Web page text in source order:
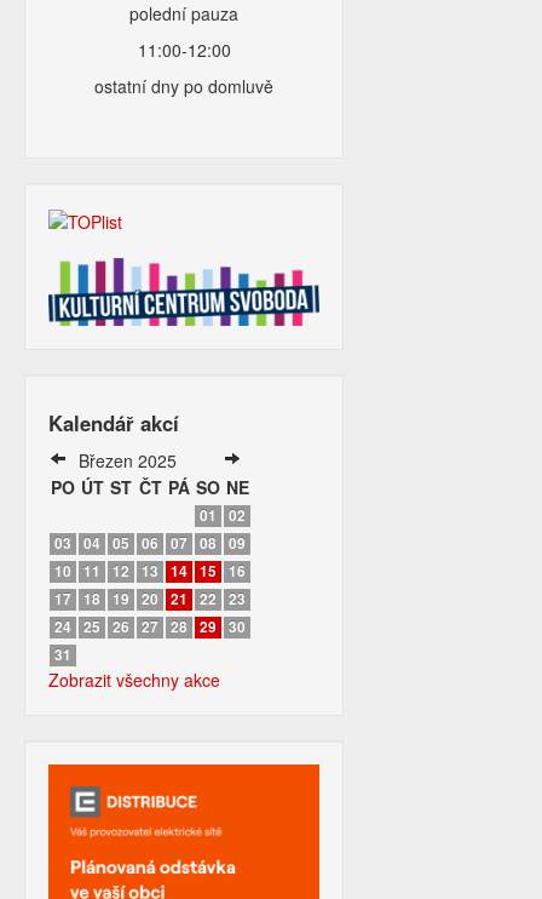
polední pauza
11:00-12:00
ostatní dny po domluvě
Kalendář akcí
Březen 2025
PO ÚT ST ČT PÁ SO NE
01
02
03
04 05 06 07 08
09
10
11 12 13 14 15
16
17 18 19 20 21 22
23
24
25 26 27 28 29
30
31
Zobrazit všechny akce